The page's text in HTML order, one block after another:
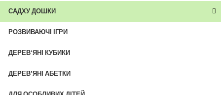
САДХУ ДОШКИ
РОЗВИВАЮЧІ ІГРИ
ДЕРЕВ’ЯНІ КУБИКИ
ДЕРЕВ’ЯНІ АБЕТКИ